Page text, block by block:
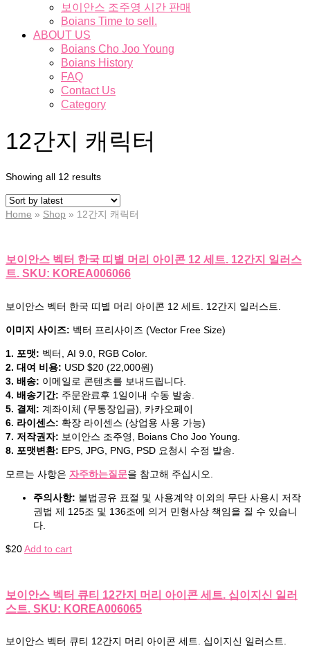
보이안스 조주영 시간 판매
Boians Time to sell.
ABOUT US
Boians Cho Joo Young
Boians History
FAQ
Contact Us
Category
12간지 캐릭터
Showing all 12 results
Home » Shop » 12간지 캐릭터
보이안스 벡터 한국 띠별 머리 아이콘 12 세트. 12간지 일러스
트. SKU: KOREA006066
보이안스 벡터 한국 띠별 머리 아이콘 12 세트. 12간지 일러스트.
이미지 사이즈: 벡터 프리사이즈 (Vector Free Size)
1. 포맷: 벡터, AI 9.0, RGB Color.
2. 대여 비용: USD $20 (22,000원)
3. 배송: 이메일로 콘텐츠를 보내드립니다.
4. 배송기간: 주문완료후 1일이내 수동 발송.
5. 결제: 계좌이체 (무통장입금), 카카오페이
6. 라이센스: 확장 라이센스 (상업용 사용 가능)
7. 저작권자: 보이안스 조주영, Boians Cho Joo Young.
8. 포맷변환: EPS, JPG, PNG, PSD 요청시 수정 발송.
모르는 사항은 자주하는질문을 참고해 주십시오.
주의사항: 불법공유 표절 및 사용계약 이외의 무단 사용시 저작
권법 제 125조 및 136조에 의거 민형사상 책임을 질 수 있습니
다.
$20Add to cart
보이안스 벡터 큐티 12간지 머리 아이콘 세트. 십이지신 일러
스트. SKU: KOREA006065
보이안스 벡터 큐티 12간지 머리 아이콘 세트. 십이지신 일러스트.